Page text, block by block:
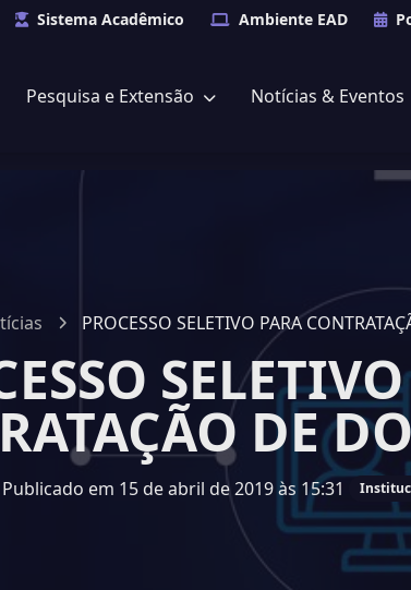
Sistema Acadêmico Ambiente EAD
Pesquisa e Extensão Notícias & Eventos
PROCESSO SELETIVO PARA
DE
Publicado em 15 de abril de 2019 às 15:31